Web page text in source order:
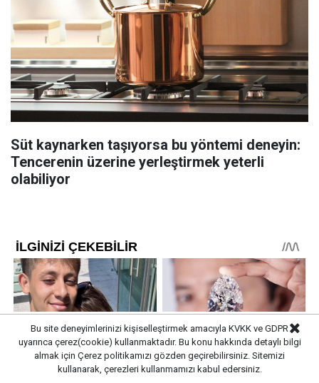
Süt kaynarken taşıyorsa bu yöntemi deneyin:
Tencerenin üzerine yerleştirmek yeterli
olabiliyor
Bu site deneyimlerinizi kişiselleştirmek amacıyla KVKK ve GDPR
uyarınca çerez(cookie) kullanmaktadır. Bu konu hakkında detaylı bilgi
almak için Çerez politikamızı gözden geçirebilirsiniz. Sitemizi
kullanarak, çerezleri kullanmamızı kabul edersiniz.